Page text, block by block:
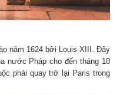
năm 1624 bởi Louis XIII. Đây
nước Pháp cho đến tháng 10
phải quay trở lại Paris trong